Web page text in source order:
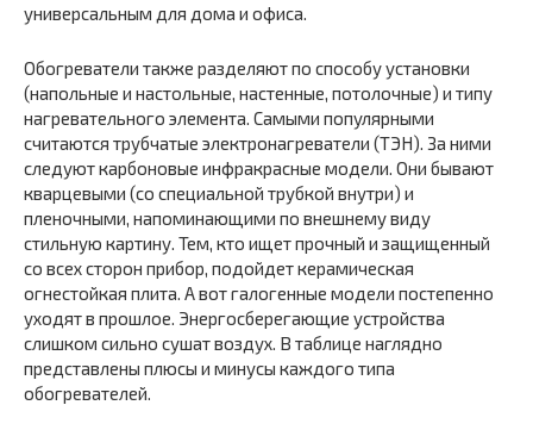
универсальным для дома и офиса.
Обогреватели также разделяют по способу установки
(напольные и настольные, настенные, потолочные) и типу
нагревательного элемента. Самыми популярными
считаются трубчатые электронагреватели (ТЭН). За ними
следуют карбоновые инфракрасные модели. Они бывают
кварцевыми (со специальной трубкой внутри) и
пленочными, напоминающими по внешнему виду
стильную картину. Тем, кто ищет прочный и защищенный
со всех сторон прибор, подойдет керамическая
огнестойкая плита. А вот галогенные модели постепенно
уходят в прошлое. Энергосберегающие устройства
слишком сильно сушат воздух. В таблице наглядно
представлены плюсы и минусы каждого типа
обогревателей.